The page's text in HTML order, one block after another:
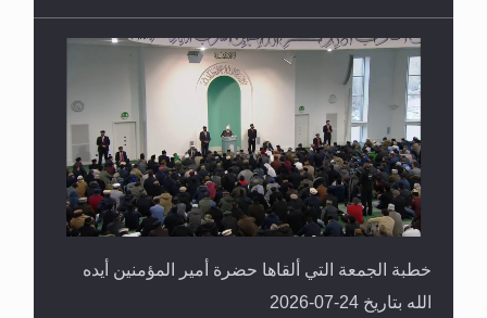
خطبة الجمعة التي ألقاها حضرة أمير المؤمنين أيده
الله بتاريخ 24-07-2026